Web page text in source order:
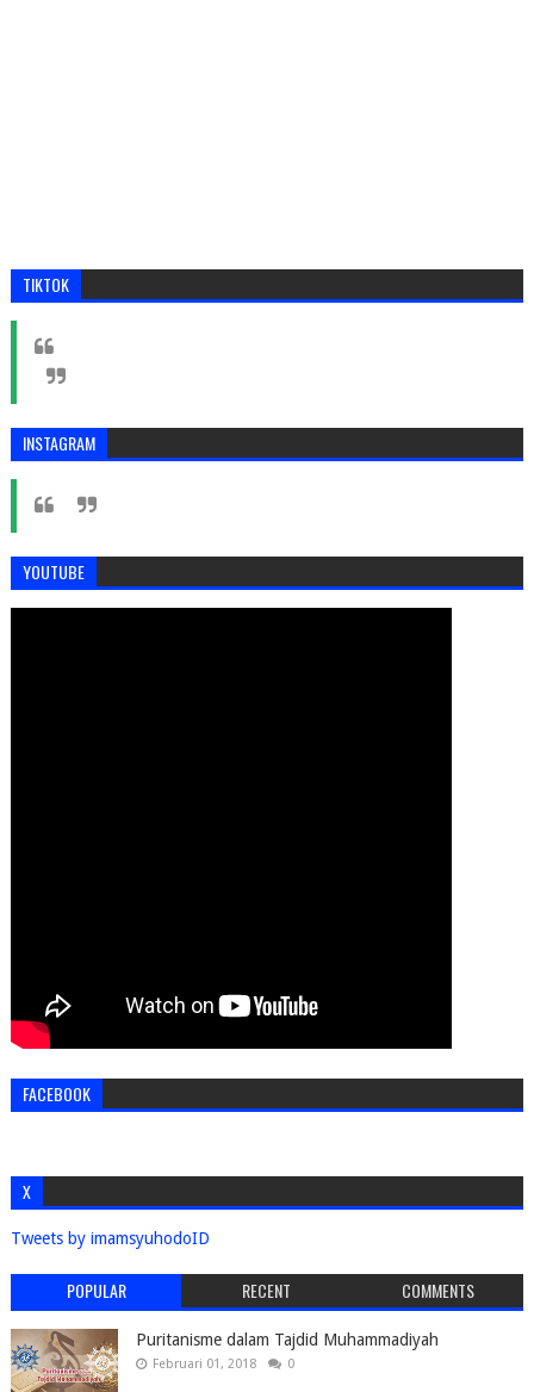
TIKTOK
INSTAGRAM
YOUTUBE
FACEBOOK
X
Tweets by imamsyuhodoID
POPULAR RECENT COMMENTS
Puritanisme dalam Tajdid Muhammadiyah
Februari 01, 2018 0